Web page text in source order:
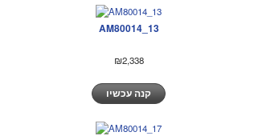
AM80014_13
₪2,338